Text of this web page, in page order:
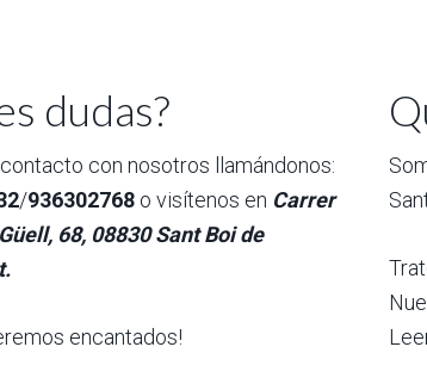
dudas?
con nosotros llamándonos:
/936302768 o visítenos en Carrer
68, 08830 Sant Boi de
.
encantados!